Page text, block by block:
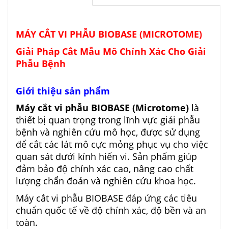
MÁY CẮT VI PHẪU BIOBASE (MICROTOME)
Giải Pháp Cắt Mẫu Mô Chính Xác Cho Giải
Phẫu Bệnh
Giới thiệu sản phẩm
Máy cắt vi phẫu BIOBASE (Microtome) là
thiết bị quan trọng trong lĩnh vực giải phẫu
bệnh và nghiên cứu mô học, được sử dụng
để cắt các lát mô cực mỏng phục vụ cho việc
quan sát dưới kính hiển vi. Sản phẩm giúp
đảm bảo độ chính xác cao, nâng cao chất
lượng chẩn đoán và nghiên cứu khoa học.
Máy cắt vi phẫu BIOBASE đáp ứng các tiêu
chuẩn quốc tế về độ chính xác, độ bền và an
toàn.